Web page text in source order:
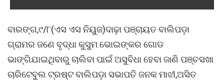
ବାରଙ୍ଗ,୯/୮(ଏସ ଏସ ନିୟୁଜ)ଦାଢ଼ା ପଞ୍ଚାୟତ ବାଲିପଡ଼ା
ଗ୍ରାମର ଜଣେ ବୃଦ୍ଧା କୁସୁମ ଭୋଇଙ୍କର ଗୋଡ
ଭାଙ୍ଗିଯାଇଥିବାରୁ ଚାଲିବା ପାଇଁ ଅସୁବିଧା ହେବା ଜାଣି ପଞ୍ଚସଖା
ଚାରିଟେବୁଲ ଟ୍ରଷ୍ଟ ବାଲିପଡ଼ା ସଭାପତି ଜନକ ମାଝୀ,ଅସିତ